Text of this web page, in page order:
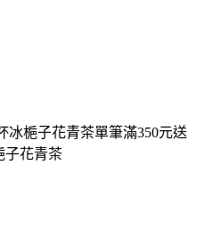
冰梔子花青茶單筆滿350元送
子花青茶